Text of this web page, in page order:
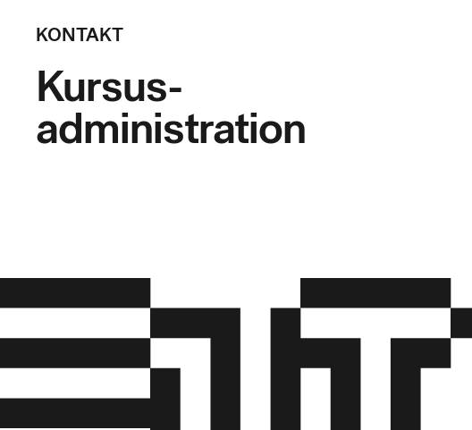
KONTAKT
Kursus-
administration